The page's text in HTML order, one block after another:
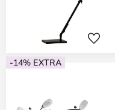
-14% EXTRA